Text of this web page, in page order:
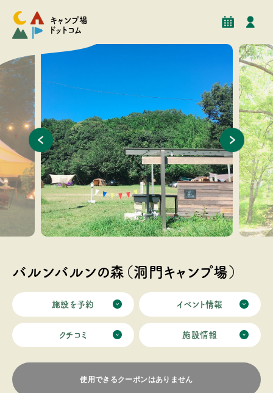
キャンプ場
ドットコム
予約 施設情報
バルンバルンの森（洞門キャンプ場）
施設を予約 イベント情報
クチコミ 施設情報
使用できるクーポンはありません